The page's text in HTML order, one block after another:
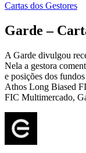
Cartas dos Gestores
Garde –
A Garde divulgou
Nela a gestora
e posições dos
Athos Long Biased
FIC Multimercado,